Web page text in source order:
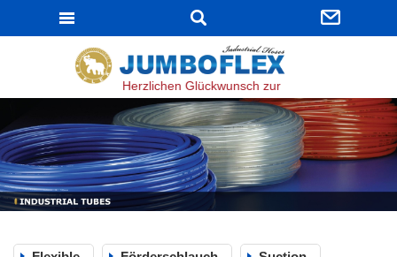
Herzlichen Glückwunsch zur bestandenen ISO